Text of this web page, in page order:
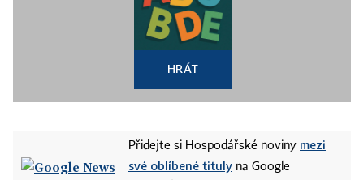
HRÁT
Přidejte si Hospodářské noviny mezi
své oblíbené tituly na Google